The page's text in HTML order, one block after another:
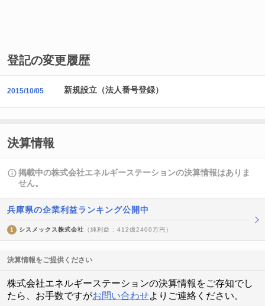
登記の変更履歴
2015/10/05 新規設立（法人番号登録）
決算情報
掲載中の株式会社エネルギーステーションの決算情報はありま
せん。
兵庫県の企業利益ランキング公開中
1 シスメックス株式会社 （純利益 : 412億2400万円）
決算情報をご提供ください
株式会社エネルギーステーションの決算情報をご存知でし
たら、お手数ですがお問い合わせよりご連絡ください。